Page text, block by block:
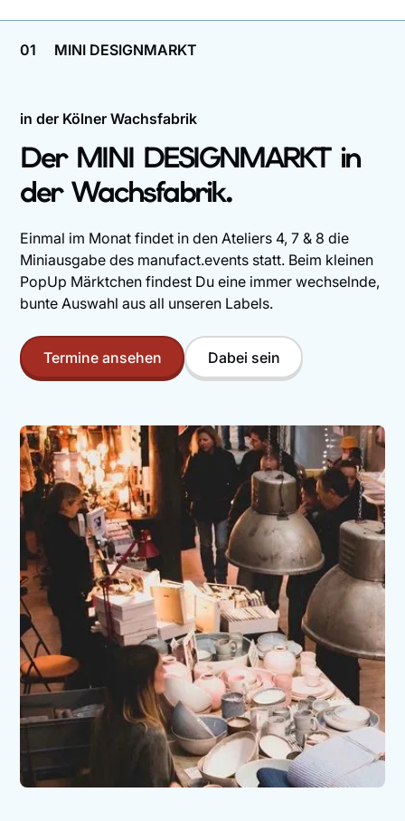
01 MINI DESIGNMARKT
in der Kölner Wachsfabrik
Der MINI DESIGNMARKT in
der Wachsfabrik.
Einmal im Monat findet in den Ateliers 4, 7 & 8 die
Miniausgabe des manufact.events statt. Beim kleinen
PopUp Märktchen findest Du eine immer wechselnde,
bunte Auswahl aus all unseren Labels.
Termine ansehen Dabei sein